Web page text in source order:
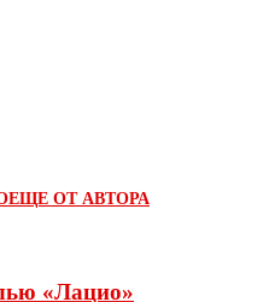
ЕЩЕ ОТ АВТОРА
«Лацио»